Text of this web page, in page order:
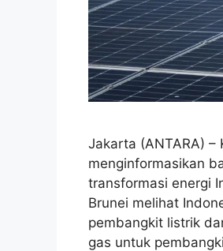
Jakarta (ANTARA) –
menginformasikan
transformasi energi
Brunei melihat
pembangkit listrik
gas untuk